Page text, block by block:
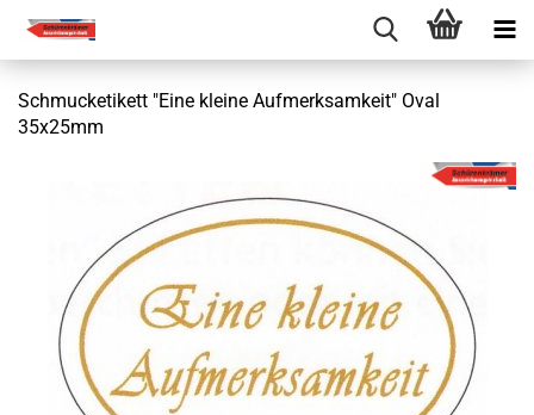
Schmucketikett "Eine kleine Aufmerksamkeit" Oval
35x25mm